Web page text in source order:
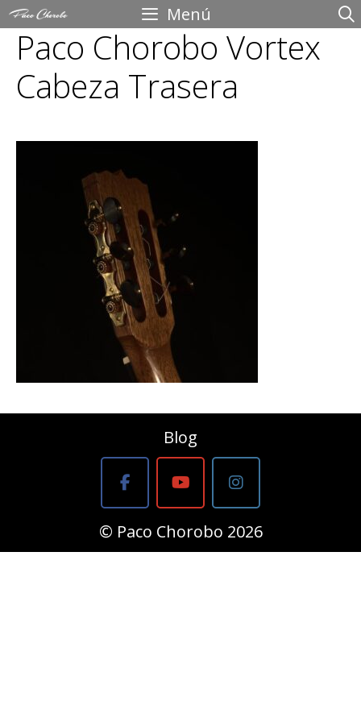
Saltar
contenido
Menú
Paco Chorobo Vortex
Cabeza Trasera
Blog
© Paco Chorobo 2026